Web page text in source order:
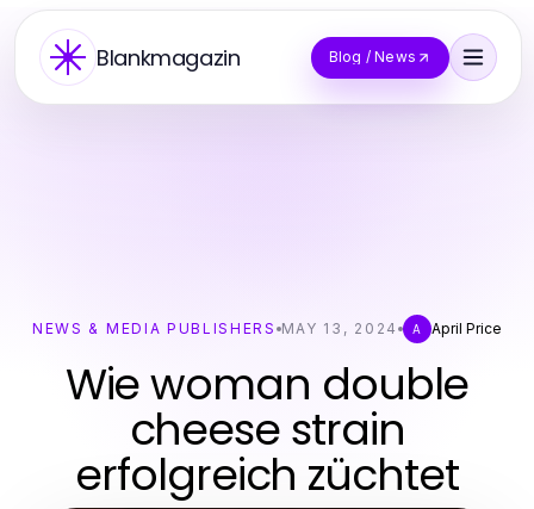
Blankmagazin Blog / News
NEWS & MEDIA PUBLISHERS MAY 13, 2024 A April Price
Wie woman double
cheese strain
erfolgreich züchtet